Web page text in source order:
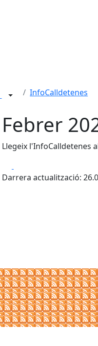
InfoCalldetenes
Febrer
Llegeix l'InfoCalldetenes
Darrera actualització: